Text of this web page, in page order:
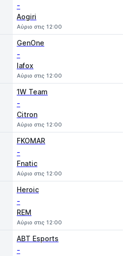
-
Aogiri
Αύριο στις 12:00
GenOne
-
lafox
Αύριο στις 12:00
1W Team
-
Citron
Αύριο στις 12:00
FKOMAR
-
Fnatic
Αύριο στις 12:00
Heroic
-
REM
Αύριο στις 12:00
ABT Esports
-